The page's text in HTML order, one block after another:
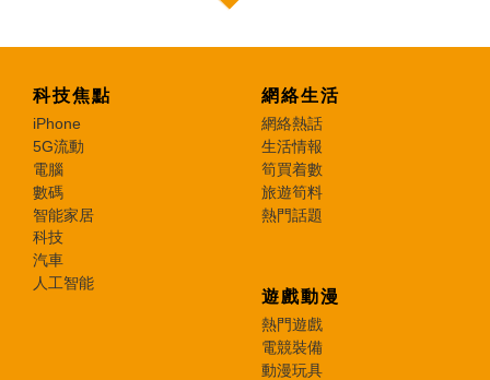
科技焦點
iPhone
5G流動
電腦
數碼
智能家居
科技
汽車
人工智能
網絡生活
網絡熱話
生活情報
筍買着數
旅遊筍料
熱門話題
遊戲動漫
熱門遊戲
電競裝備
動漫玩具